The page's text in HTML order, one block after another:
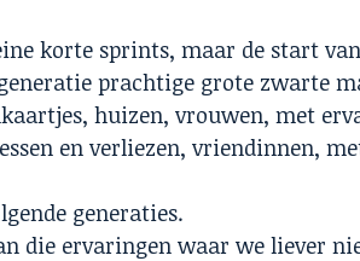
korte sprints, maar de start
prachtige grote zwarte
huizen, vrouwen, met
en verliezen, vriendinnen,
generaties.
die ervaringen waar we liever